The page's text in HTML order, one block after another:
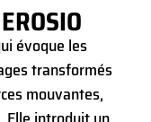
évoque les
transformés
mouvantes,